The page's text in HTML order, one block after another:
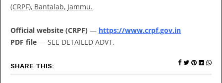
(CRPF), Bantalab, Jammu.
Official website (CRPF) — https://www.crpf.gov.in
PDF file — SEE DETAILED ADVT.
SHARE THIS: